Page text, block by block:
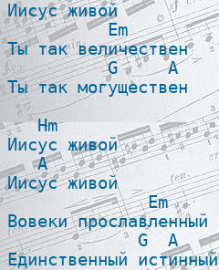
Иисус живой
          Em
Ты так величествен
          G     A
Ты так могуществен
   Hm
Иисус живой
   A
Иисус живой
              Em
Вовеки прославленный
             G  A
Единственный истинный